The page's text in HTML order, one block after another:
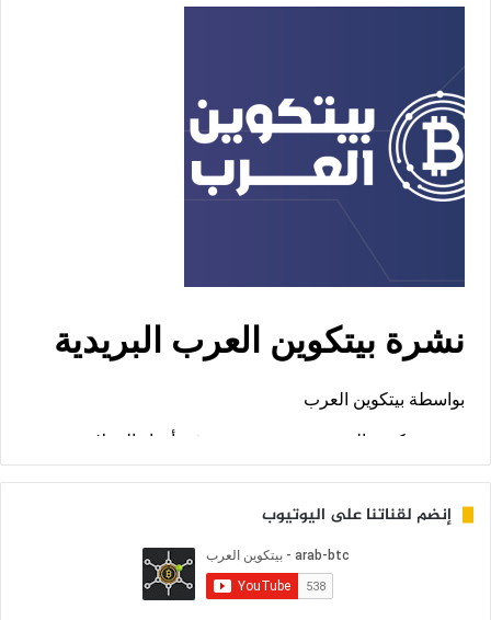
إنضم لقناتنا على اليوتيوب